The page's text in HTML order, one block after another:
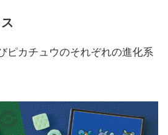
ピカチュウのそれぞれの進化系